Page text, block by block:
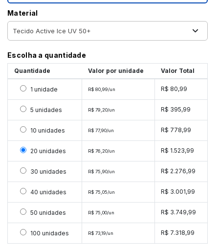
Material
Escolha a quantidade
Quantidade Valor por unidade Valor Total
Selecionar 1 unidade
1 unidade R$ 80,99/un R$ 80,99
Selecionar 5 unidades
5 unidades R$ 79,20/un R$ 395,99
Selecionar 10 unidades
10 unidades R$ 77,90/un R$ 778,99
Selecionar 20 unidades
20 unidades R$ 76,20/un R$ 1.523,99
Selecionar 30 unidades
30 unidades R$ 75,90/un R$ 2.276,99
Selecionar 40 unidades
40 unidades R$ 75,05/un R$ 3.001,99
Selecionar 50 unidades
50 unidades R$ 75,00/un R$ 3.749,99
Selecionar 100 unidades
100 unidades R$ 73,19/un R$ 7.318,99